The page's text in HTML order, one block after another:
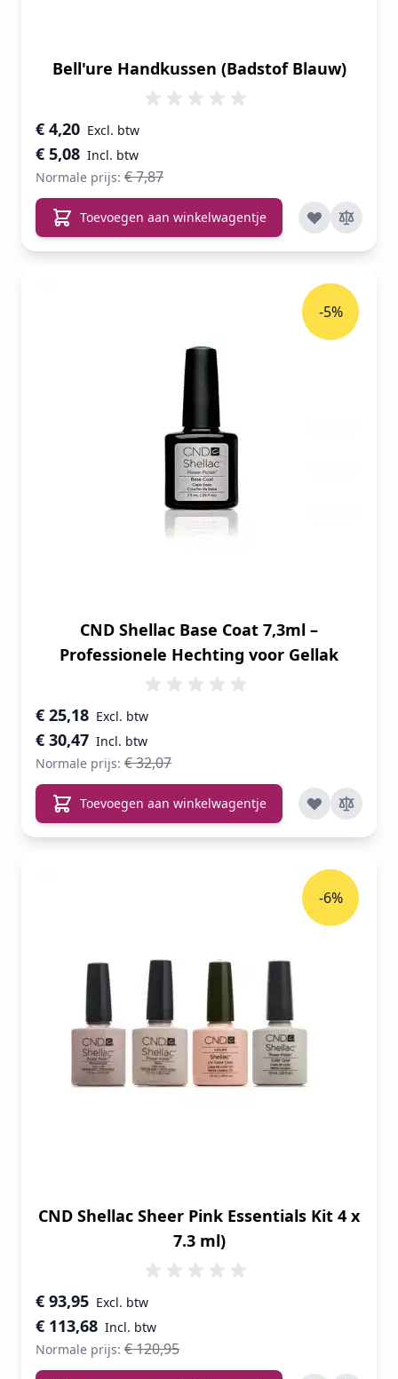
Bell'ure Handkussen (Badstof Blauw)
Speciale prijs
€ 5,08
€ 4,20
Normale prijs: € 7,87
Toevoegen aan winkelwagentje
CND Shellac Base Coat 7,3ml –
Professionele Hechting voor Gellak
Speciale prijs
€ 30,47
€ 25,18
Normale prijs: € 32,07
-5%
Toevoegen aan winkelwagentje
CND Shellac Sheer Pink Essentials Kit 4 x
7.3 ml)
Speciale prijs
€ 113,68
€ 93,95
Normale prijs: € 120,95
-6%